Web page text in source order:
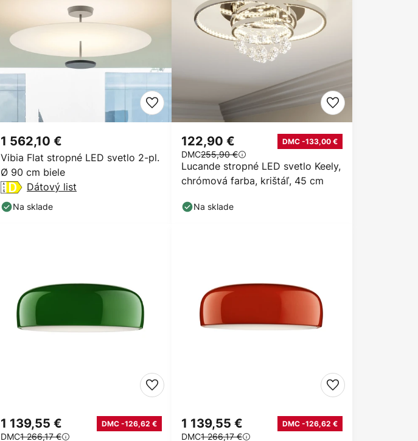
Vibia Flat stropné LED svetlo 2-pl.
Ø 90 cm biele
1 562,10 €
Dátový list
Na sklade
Lucande stropné LED svetlo Keely,
chrómová farba, krištáľ, 45 cm
122,90 € DMC -133,00 €
DMC255,90 €
Na sklade
1 139,55 € DMC -126,62 €
DMC1 266,17 €
1 139,55 € DMC -126,62 €
DMC1 266,17 €